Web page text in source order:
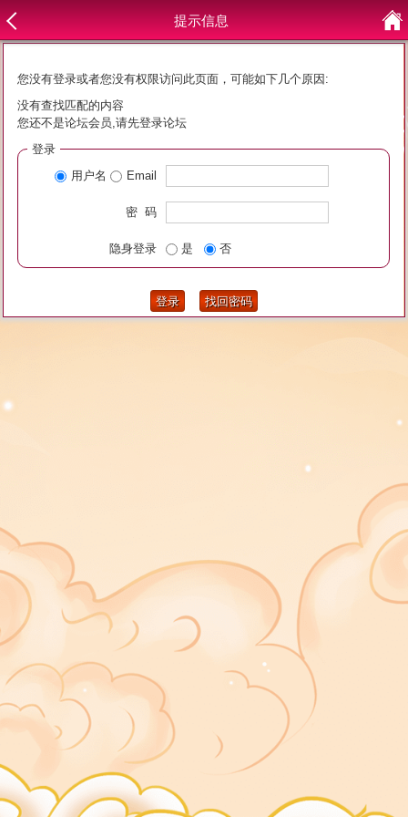
提示信息
您没有登录或者您没有权限访问此页面，可能如下几个原因:
没有查找匹配的内容
您还不是论坛会员,请先登录论坛
登录
用户名
Email
密 码
隐身登录 是 否